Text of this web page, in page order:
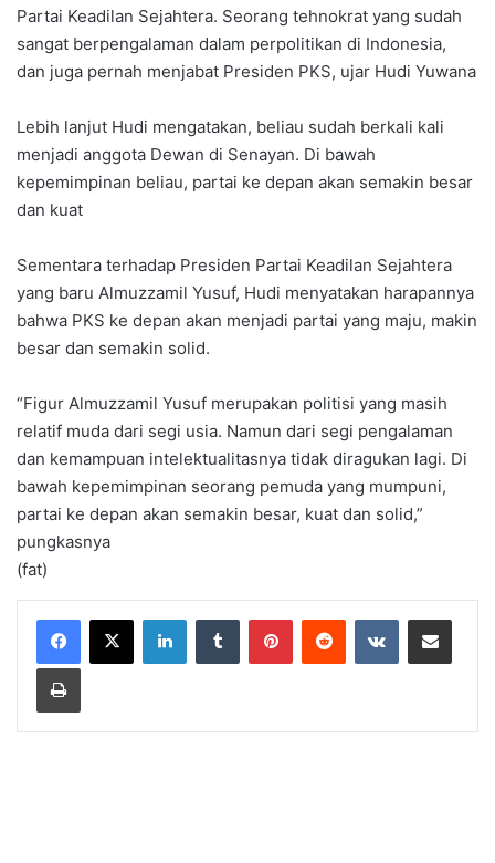
Partai Keadilan Sejahtera. Seorang tehnokrat yang sudah
sangat berpengalaman dalam perpolitikan di Indonesia,
dan juga pernah menjabat Presiden PKS, ujar Hudi Yuwana
Lebih lanjut Hudi mengatakan, beliau sudah berkali kali
menjadi anggota Dewan di Senayan. Di bawah
kepemimpinan beliau, partai ke depan akan semakin besar
dan kuat
Sementara terhadap Presiden Partai Keadilan Sejahtera
yang baru Almuzzamil Yusuf, Hudi menyatakan harapannya
bahwa PKS ke depan akan menjadi partai yang maju, makin
besar dan semakin solid.
“Figur Almuzzamil Yusuf merupakan politisi yang masih
relatif muda dari segi usia. Namun dari segi pengalaman
dan kemampuan intelektualitasnya tidak diragukan lagi. Di
bawah kepemimpinan seorang pemuda yang mumpuni,
partai ke depan akan semakin besar, kuat dan solid,”
pungkasnya
(fat)